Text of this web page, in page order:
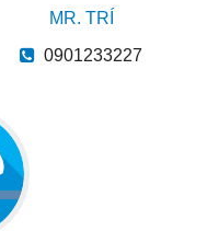
MR. TRÍ
0901233227